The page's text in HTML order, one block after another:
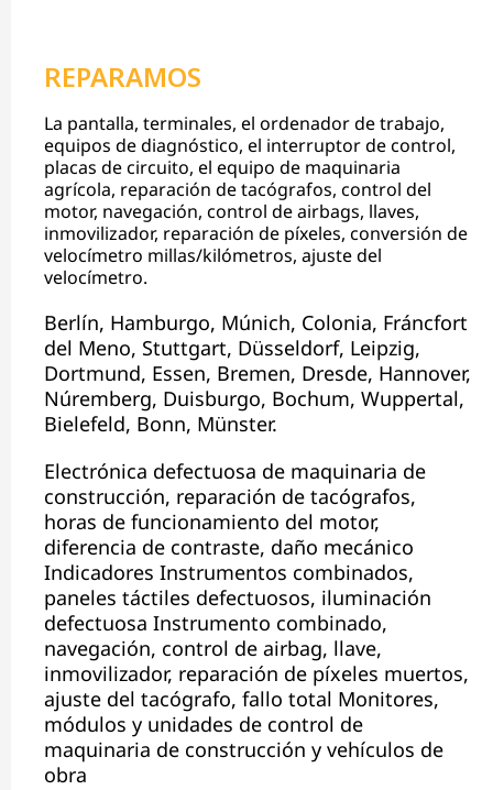
REPARAMOS
La pantalla, terminales, el ordenador de trabajo,
equipos de diagnóstico, el interruptor de control,
placas de circuito, el equipo de maquinaria
agrícola, reparación de tacógrafos, control del
motor, navegación, control de airbags, llaves,
inmovilizador, reparación de píxeles, conversión de
velocímetro millas/kilómetros, ajuste del
velocímetro.
Berlín, Hamburgo, Múnich, Colonia, Fráncfort
del Meno, Stuttgart, Düsseldorf, Leipzig,
Dortmund, Essen, Bremen, Dresde, Hannover,
Núremberg, Duisburgo, Bochum, Wuppertal,
Bielefeld, Bonn, Münster.
Electrónica defectuosa de maquinaria de
construcción, reparación de tacógrafos,
horas de funcionamiento del motor,
diferencia de contraste, daño mecánico
Indicadores Instrumentos combinados,
paneles táctiles defectuosos, iluminación
defectuosa Instrumento combinado,
navegación, control de airbag, llave,
inmovilizador, reparación de píxeles muertos,
ajuste del tacógrafo, fallo total Monitores,
módulos y unidades de control de
maquinaria de construcción y vehículos de
obra